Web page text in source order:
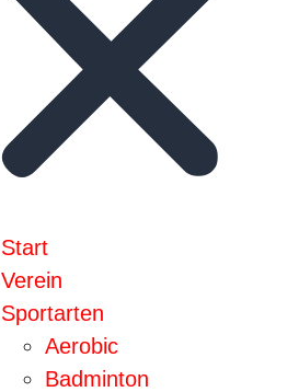
Start
Verein
Sportarten
Aerobic
Badminton